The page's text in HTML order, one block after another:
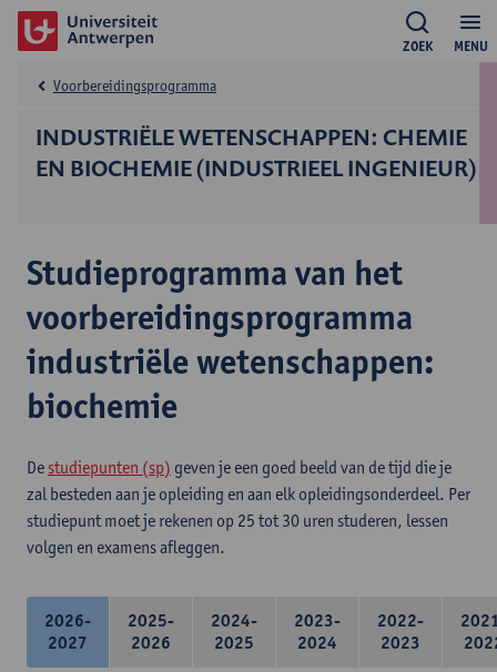
MENU
ZOEK
INDUSTRIËLE WETENSCHAPPEN: CHEMIE
EN BIOCHEMIE (INDUSTRIEEL INGENIEUR)
Voorbereidingsprogramma
Studieprogramma van het
voorbereidingsprogramma
industriële wetenschappen:
biochemie
De studiepunten (sp) geven je een goed beeld van de tijd die je
zal besteden aan je opleiding en aan elk opleidingsonderdeel. Per
studiepunt moet je rekenen op 25 tot 30 uren studeren, lessen
volgen en examens afleggen.
2026-
2027
2025-
2026
2024-
2025
2023-
2024
2022-
2023